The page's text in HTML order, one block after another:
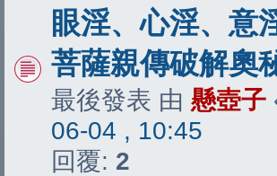
眼淫、心淫、意
菩薩親傳破解奧
最後發表 由 懸壺子
06-04 , 10:45
回覆: 2